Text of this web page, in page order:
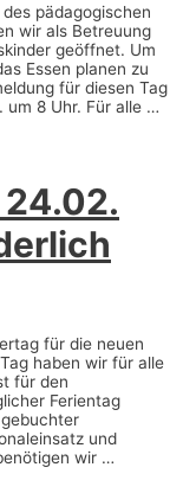
pädagogischen
wir als Betreuung
geöffnet. Um
Essen planen zu
für diesen Tag
um 8 Uhr. Für alle …
für die neuen
haben wir für alle
für den
Ferientag
und
wir …